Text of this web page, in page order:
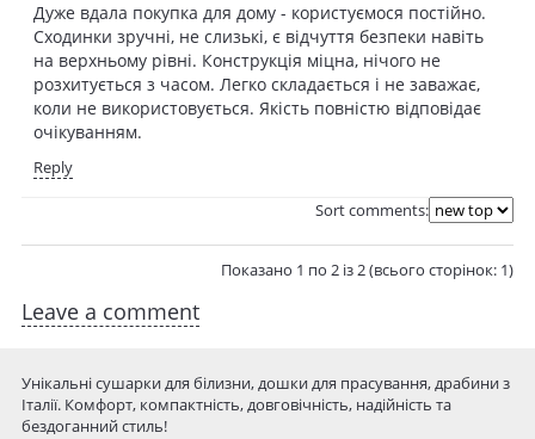
Дуже вдала покупка для дому - користуємося постійно.
Сходинки зручні, не слизькі, є відчуття безпеки навіть
на верхньому рівні. Конструкція міцна, нічого не
розхитується з часом. Легко складається і не заважає,
коли не використовується. Якість повністю відповідає
очікуванням.
Reply
Sort comments:
Показано 1 по 2 із 2 (всього сторінок: 1)
Leave a comment
Унікальні сушарки для білизни, дошки для прасування, драбини з
Італії. Комфорт, компактність, довговічність, надійність та
бездоганний стиль!